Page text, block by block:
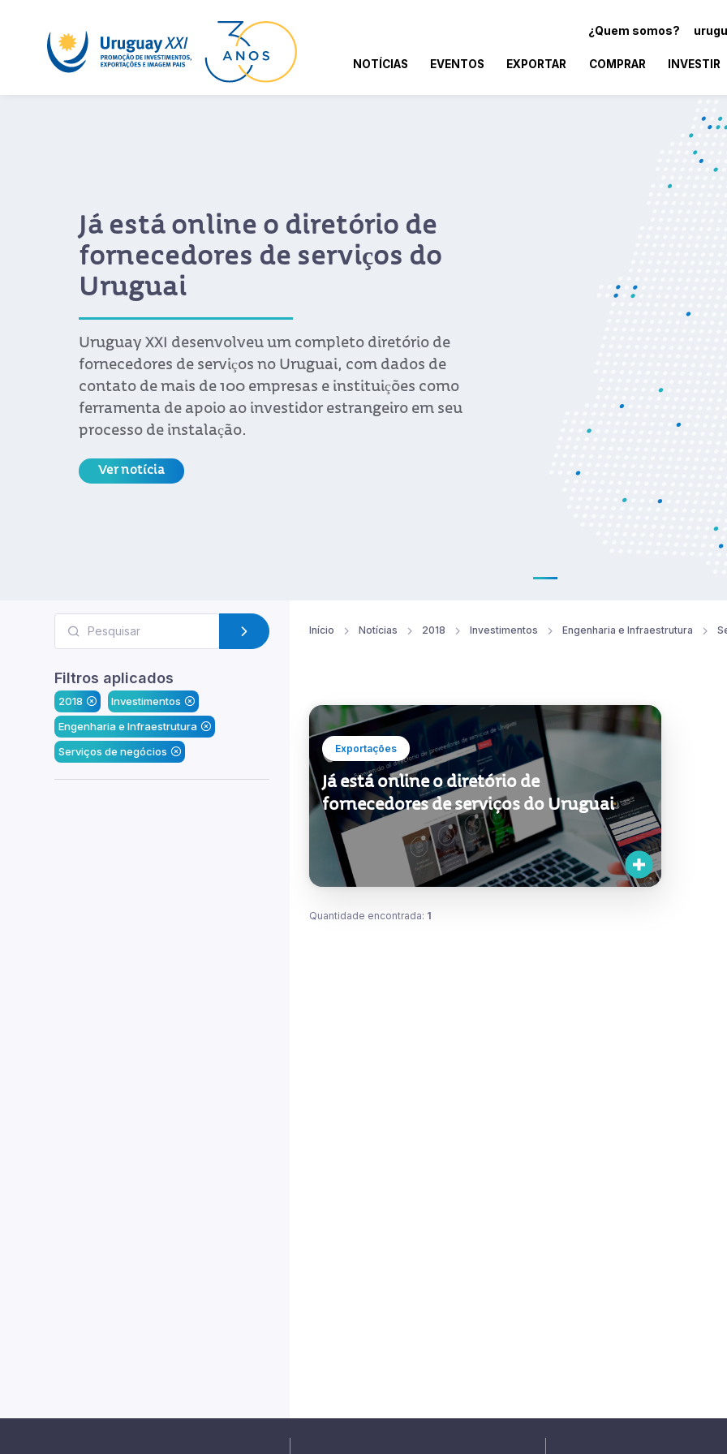
¿Quem somos?
NOTÍCIAS EVENTOS EXPORTAR COMPRAR INVESTIR
Já está online o diretório de
fornecedores de serviços do
Uruguai
Uruguay XXI desenvolveu um completo diretório de
fornecedores de serviços no Uruguai, com dados de
contato de mais de 100 empresas e instituições como
ferramenta de apoio ao investidor estrangeiro em seu
processo de instalação.
Ver notícia
Filtros aplicados
2018
Investimentos
Engenharia e Infraestrutura
Serviços de negócios
Início Notícias 2018 Investimentos Engenharia e Infraestrutura
Exportações
Já está online o diretório de
fornecedores de serviços do Uruguai
Quantidade encontrada: 1